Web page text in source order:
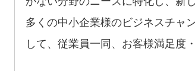
多くの中小企業様のビジネスチャ
して、従業員一同、お客様満足度